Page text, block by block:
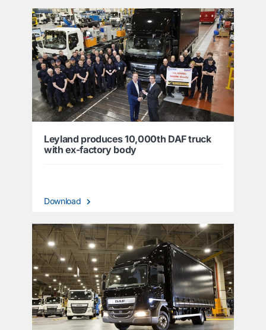
Leyland produces 10,000th DAF truck
with ex-factory body
Download